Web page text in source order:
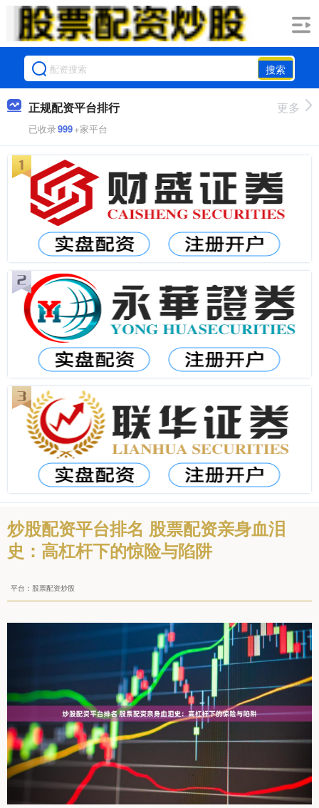
搜索
正规配资平台排行
已收录999+家平台
更多
炒股配资平台排名 股票配资亲身血泪
史：高杠杆下的惊险与陷阱
平台：股票配资炒股